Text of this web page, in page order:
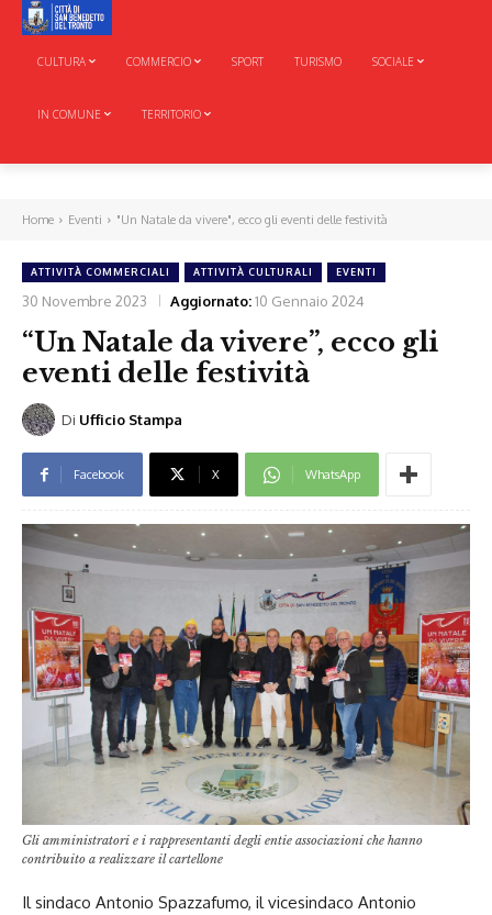
CULTURA COMMERCIO SPORT TURISMO SOCIALE
IN COMUNE TERRITORIO
Home Eventi "Un Natale da vivere", ecco gli eventi delle festività
ATTIVITÀ COMMERCIALI ATTIVITÀ CULTURALI EVENTI
30 Novembre 2023 Aggiornato:10 Gennaio 2024
“Un Natale da vivere”, ecco gli
eventi delle festività
Di Ufficio Stampa
Facebook X WhatsApp
Gli amministratori e i rappresentanti degli entie associazioni che hanno
contribuito a realizzare il cartellone
Il sindaco Antonio Spazzafumo, il vicesindaco Antonio